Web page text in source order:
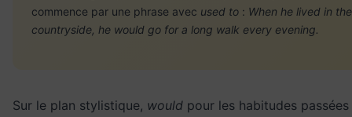
commence par une phrase avec used to : When he lived in the
countryside, he would go for a long walk every evening.
Sur le plan stylistique, would pour les habitudes